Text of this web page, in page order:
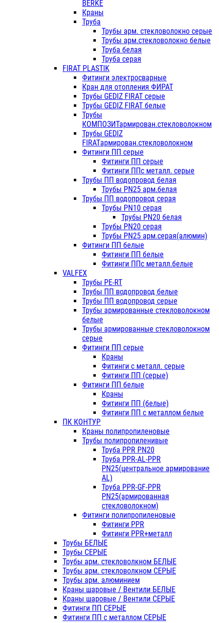
BERKE
Краны
Труба
Трубы арм. стекловолокно серые
Трубы арм.стекловолокно белые
Труба белая
Труба серая
FIRAT PLASTIK
Фитинги электросварные
Кран для отопления ФИРАТ
Трубы GEDIZ FIRAT серые
Трубы GEDIZ FIRAT белые
Трубы
КОМПОЗИТармирован.стекловолокном
Трубы GEDIZ
FIRATармирован.стекловолокном
Фитинги ПП серые
Фитинги ПП серые
Фитинги ППс металл. серые
Трубы ПП водопровод белая
Трубы PN25 арм.белая
Трубы ПП водопровод серая
Трубы PN10 серая
Трубы PN20 белая
Трубы PN20 серая
Трубы PN25 арм.серая(алюмин)
Фитинги ПП белые
Фитинги ПП белые
Фитинги ППс металл.белые
VALFEX
Трубы PE-RT
Трубы ПП водопровод белые
Трубы ПП водопровод серые
Трубы армированные стекловолокном
белые
Трубы армированные стекловолокном
серые
Фитинги ПП серые
Краны
Фитинги с металл. серые
Фитинги ПП (серые)
Фитинги ПП белые
Краны
Фитинги ПП (белые)
Фитинги ПП с металлом белые
ПК КОНТУР
Краны полипропиленовые
Трубы полипропиленивые
Труба PPR PN20
Труба PPR-AL-PPR
PN25(центральное армирование
AL)
Труба PPR-GF-PPR
PN25(армированная
стекловолокном)
Фитинги полипропиленовые
Фитинги PPR
Фитинги PPR+металл
Трубы БЕЛЫЕ
Трубы СЕРЫЕ
Трубы арм. стекловолкном БЕЛЫЕ
Трубы арм. стекловолкном СЕРЫЕ
Трубы арм. алюминием
Краны шаровые / Вентили БЕЛЫЕ
Краны шаровые / Вентили СЕРЫЕ
Фитинги ПП СЕРЫЕ
Фитинги ПП с металлом СЕРЫЕ